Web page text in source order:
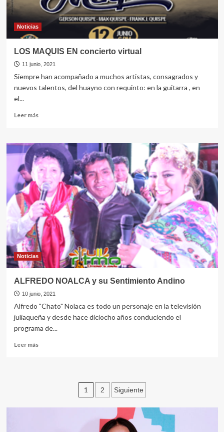
Noticias
LOS MAQUIS EN concierto virtual
11 junio, 2021
Siempre han acompañado a muchos artistas, consagrados y
nuevos talentos, del huayno con requinto: en la guitarra , en
el...
Leer másLeer
LOS
MAQUIS
EN
concierto
virtual
Noticias
ALFREDO NOALCA y su Sentimiento Andino
10 junio, 2021
Alfredo "Chato" Nolaca es todo un personaje en la televisión
juliaqueña y desde hace diciocho años conduciendo el
programa de...
Leer másLeer
Sentimiento
Navegación
de
entradas
1 2 Siguiente